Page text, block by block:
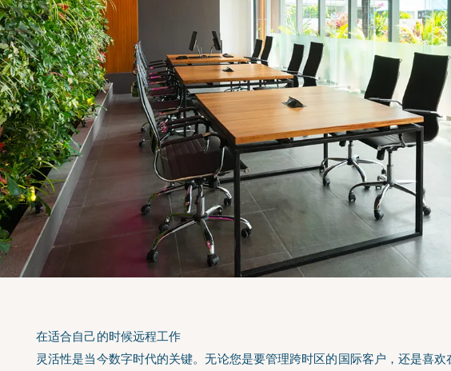
在适合自己的时候远程工作
灵活性是当今数字时代的关键。无论您是要管理跨时区的国际客户，还是喜